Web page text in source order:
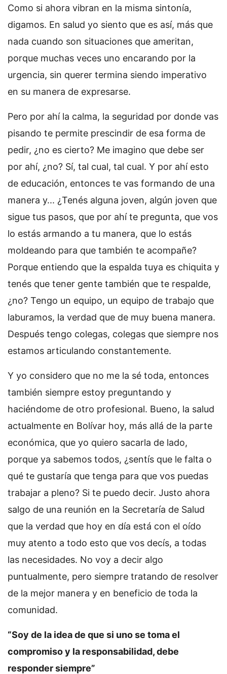
Como si ahora vibran en la misma sintonía,
digamos. En salud yo siento que es así, más que
nada cuando son situaciones que ameritan,
porque muchas veces uno encarando por la
urgencia, sin querer termina siendo imperativo
en su manera de expresarse.
Pero por ahí la calma, la seguridad por donde vas
pisando te permite prescindir de esa forma de
pedir, ¿no es cierto? Me imagino que debe ser
por ahí, ¿no? Sí, tal cual, tal cual. Y por ahí esto
de educación, entonces te vas formando de una
manera y... ¿Tenés alguna joven, algún joven que
sigue tus pasos, que por ahí te pregunta, que vos
lo estás armando a tu manera, que lo estás
moldeando para que también te acompañe?
Porque entiendo que la espalda tuya es chiquita y
tenés que tener gente también que te respalde,
¿no? Tengo un equipo, un equipo de trabajo que
laburamos, la verdad que de muy buena manera.
Después tengo colegas, colegas que siempre nos
estamos articulando constantemente.
Y yo considero que no me la sé toda, entonces
también siempre estoy preguntando y
haciéndome de otro profesional. Bueno, la salud
actualmente en Bolívar hoy, más allá de la parte
económica, que yo quiero sacarla de lado,
porque ya sabemos todos, ¿sentís que le falta o
qué te gustaría que tenga para que vos puedas
trabajar a pleno? Si te puedo decir. Justo ahora
salgo de una reunión en la Secretaría de Salud
que la verdad que hoy en día está con el oído
muy atento a todo esto que vos decís, a todas
las necesidades. No voy a decir algo
puntualmente, pero siempre tratando de resolver
de la mejor manera y en beneficio de toda la
comunidad.
“Soy de la idea de que si uno se toma el
compromiso y la responsabilidad, debe
responder siempre”